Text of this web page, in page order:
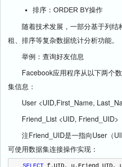
排序：ORDER BY操作
随着技术发展，一部分基于列结
租、排序等复杂数据统计分析功能。
举例：查询好友信息
Facebook应用程序从以下两个数
集信息：
User <UID,First_Name,
Friend_List <UID, Friend_UID>
注Friend_UID是一指向User（
可使用数据集连接操作实现：